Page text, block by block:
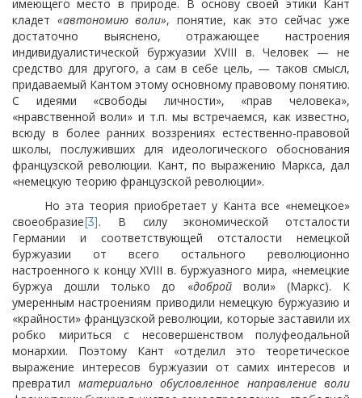
имеющего место в природе. В основу своей этики Кант
кладет «автономию воли», понятие, как это сейчас уже
достаточно выяснено, отражающее настроения
индивидуалистической буржуазии XVIII в. Человек — не
средство для другого, а сам в себе цель, — таков смысл,
придаваемый Кантом этому основному правовому понятию.
С идеями «свободы личности», «прав человека»,
«нравственной воли» и т.п. мы встречаемся, как известно,
всюду в более ранних воззрениях естественно-правовой
школы, послуживших для идеологического обоснования
французской революции. Кант, по выражению Маркса, дал
«немецкую теорию французской революции».
Но эта теория приобретает у Канта все «немецкое»
своеобразие[3]. В силу экономической отсталости
Германии и соответствующей отсталости немецкой
буржуазии от всего остального революционно
настроенного к концу XVIII в. буржуазного мира, «немецкие
буржуа дошли только до «добройволи» (Маркс). К
умеренным настроениям приводили немецкую буржуазию и
«крайности» французской революции, которые заставили их
робко мириться с несовершенством полуфеодальной
монархии. Поэтому Кант «отделил это теоретическое
выражение интересов буржуазии от самих интересов и
превратил материально обусловленное направление воли